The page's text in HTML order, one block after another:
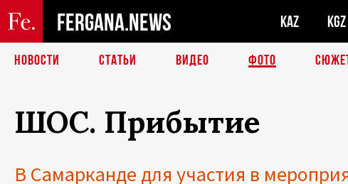
FERGANA.NEWS KAZ KGZ
НОВОСТИ СТАТЬИ ВИДЕО ФОТО
ШОС. Прибытие
В Самарканде для участия в